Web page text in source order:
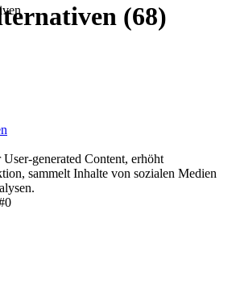
(68)
generated Content, erhöht
sammelt Inhalte von sozialen Medien